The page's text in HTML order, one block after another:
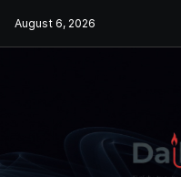
August 6, 2026